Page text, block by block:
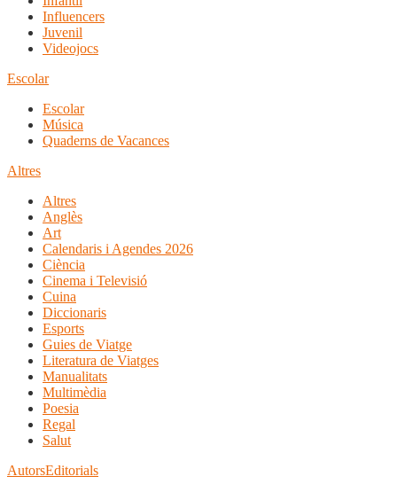
Influencers
Juvenil
Videojocs
Escolar
Escolar
Música
Quaderns de Vacances
Altres
Altres
Anglès
Art
Calendaris i Agendes 2026
Ciència
Cinema i Televisió
Cuina
Diccionaris
Esports
Guies de Viatge
Literatura de Viatges
Manualitats
Multimèdia
Poesia
Regal
Salut
AutorsEditorials